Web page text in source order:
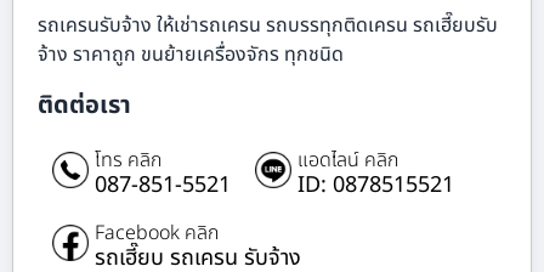
รถเครนรับจ้าง ให้เช่ารถเครน รถบรรทุกติดเครน รถเฮี๊ยบรับ
จ้าง ราคาถูก ขนย้ายเครื่องจักร ทุกชนิด
ติดต่อเรา
โทร คลิก
087-851-5521
แอดไลน์ คลิก
ID: 0878515521
Facebook คลิก
รถเฮี๊ยบ รถเครน รับจ้าง